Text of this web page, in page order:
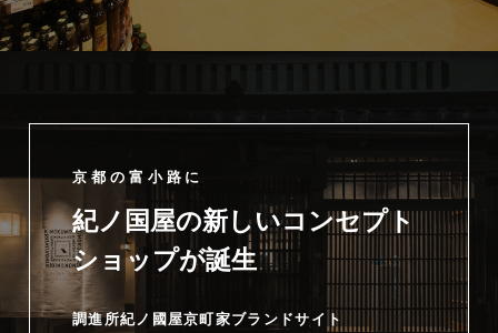
京都の富小路に
紀ノ国屋の新しいコンセプト
ショップが誕生
調進所紀ノ國屋京町家ブランドサイト